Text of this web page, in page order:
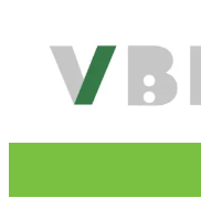
Inhalt
springen